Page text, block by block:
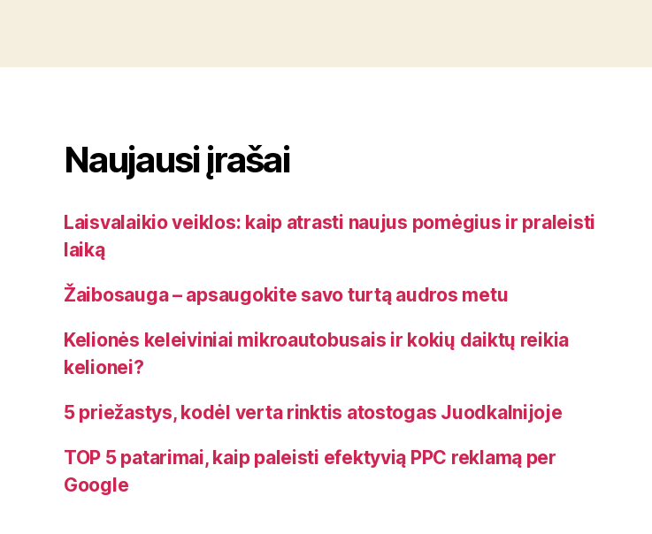
Naujausi įrašai
Laisvalaikio veiklos: kaip atrasti naujus pomėgius ir praleisti
laiką
Žaibosauga – apsaugokite savo turtą audros metu
Kelionės keleiviniai mikroautobusais ir kokių daiktų reikia
kelionei?
5 priežastys, kodėl verta rinktis atostogas Juodkalnijoje
TOP 5 patarimai, kaip paleisti efektyvią PPC reklamą per
Google